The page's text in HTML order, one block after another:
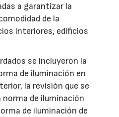
a garantizar la
de la
interiores, edificios
se incluyeron la
de iluminación en
la revisión que se
de iluminación
de iluminación de